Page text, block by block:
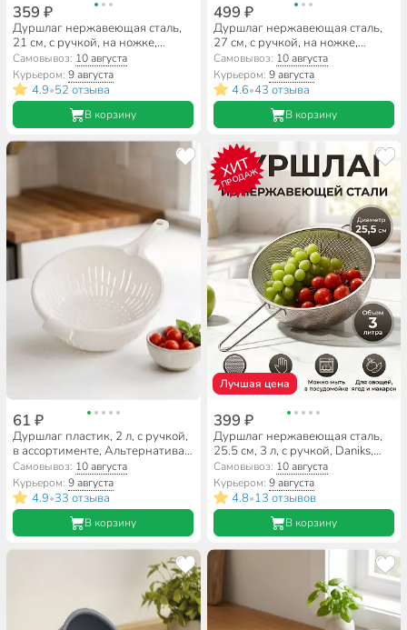
359 ₽
Дуршлаг нержавеющая сталь,
21 см, с ручкой, на ножке,
серебристый, GS-08126-20
Самовывоз: 10 августа
Курьером:9 августа
4.9•52 отзыва
В корзину
499 ₽
Дуршлаг нержавеющая сталь,
27 см, с ручкой, на ножке,
серебристый, GS-08126-28
Самовывоз: 10 августа
Курьером: 9 августа
4.6•43 отзыва
В корзину
61 ₽
Дуршлаг пластик, 2 л, с ручкой,
в ассортименте, Альтернатива,
Эконом, М8234
Самовывоз: 10 августа
Курьером:9 августа
4.9•33 отзыва
В корзину
ХИТ
ПРОДАЖ
Лучшая цена
399 ₽
Дуршлаг нержавеющая сталь,
25.5 см, 3 л, с ручкой, Daniks,
GS-08131-25
Самовывоз: 10 августа
Курьером: 9 августа
4.8•13 отзывов
В корзину